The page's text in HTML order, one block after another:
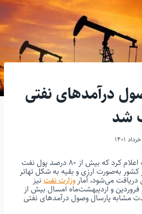
درآمدهای نفتی
شد
چندی پیش وزیر نفت اعلام کرد که بیش از ۸۰ درصد پول نفت
به‌صورت ارزی و بقیه به شکل تهاتر
دریافت می‌شود، آمار وزارت نفت نیز
فروردین‌ و اردیبهشت‌ماه امسال بیش از
مشابه پارسال وصول درآمدهای نفتی